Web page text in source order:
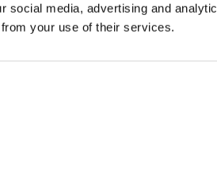
social media, advertising and
your use of their services.